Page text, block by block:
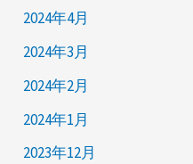
2024年4月
2024年3月
2024年2月
2024年1月
2023年12月